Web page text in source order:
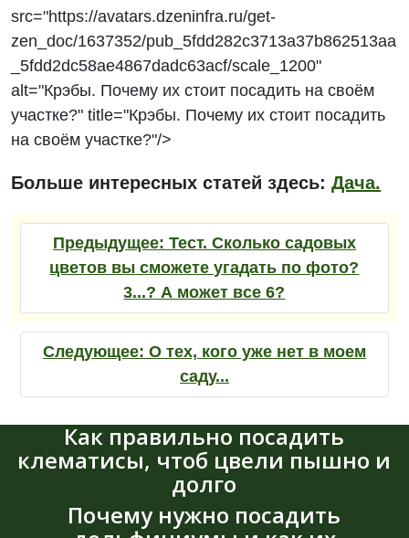
src="https://avatars.dzeninfra.ru/get-
zen_doc/1637352/pub_5fdd282c3713a37b862513aa
_5fdd2dc58ae4867dadc63acf/scale_1200"
alt="Крэбы. Почему их стоит посадить на своём
участке?" title="Крэбы. Почему их стоит посадить
на своём участке?"/>
Больше интересных статей здесь:Дача.
Предыдущее: Тест. Сколько садовых
цветов вы сможете угадать по фото?
3...? А может все 6?
Следующее: О тех, кого уже нет в моем
саду...
Как правильно посадить
клематисы, чтоб цвели пышно и
долго
Почему нужно посадить